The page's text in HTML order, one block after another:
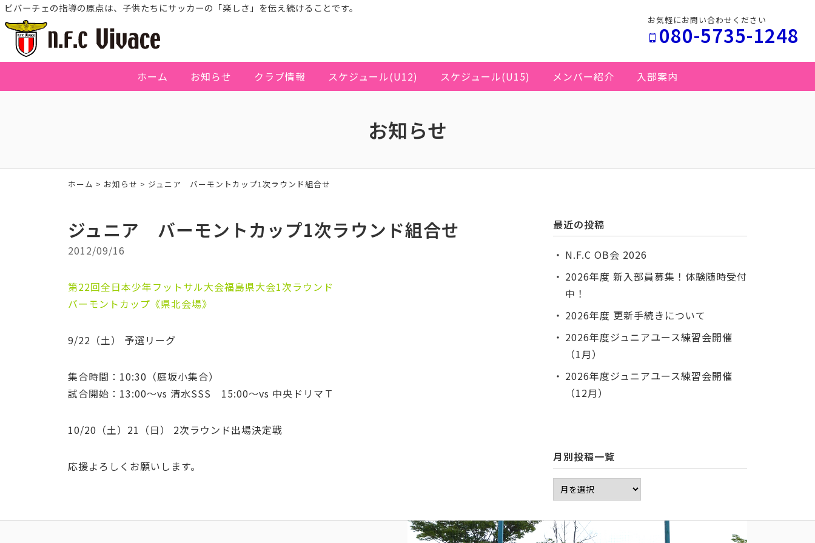
ビバーチェの指導の原点は、子供たちにサッカーの「楽しさ」を伝え続けることです。
お気軽にお問い合わせください
080-5735-1248
ホーム お知らせ クラブ情報 スケジュール(U12) スケジュール(U15) メンバー紹介 入部案内
お知らせ
ホーム > お知らせ > ジュニア バーモントカップ1次ラウンド組合せ
ジュニア バーモントカップ1次ラウンド組合せ
2012/09/16
第22回全日本少年フットサル大会福島県大会1次ラウンド
バーモントカップ《県北会場》
9/22（土） 予選リーグ
集合時間：10:30（庭坂小集合）
試合開始：13:00～vs 清水SSS 15:00～vs 中央ドリマＴ
10/20（土）21（日） 2次ラウンド出場決定戦
応援よろしくお願いします。
最近の投稿
N.F.C OB会 2026
2026年度 新入部員募集！体験随時受付
中！
2026年度 更新手続きについて
2026年度ジュニアユース練習会開催
（1月）
2026年度ジュニアユース練習会開催
（12月）
月別投稿一覧